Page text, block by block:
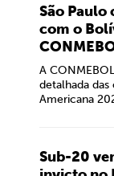
São Paulo
com o
A
detalhada
Americana
Sub-20